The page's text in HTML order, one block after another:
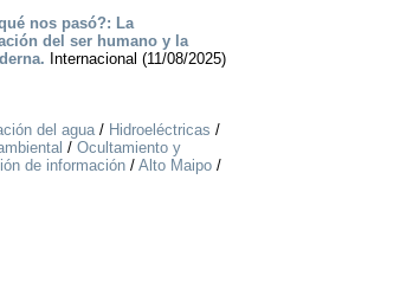
nos pasó?: La
del ser humano y la
Internacional (11/08/2025)
del agua/ Hidroeléctricas /
/ Ocultamiento y
de información/ Alto Maipo/